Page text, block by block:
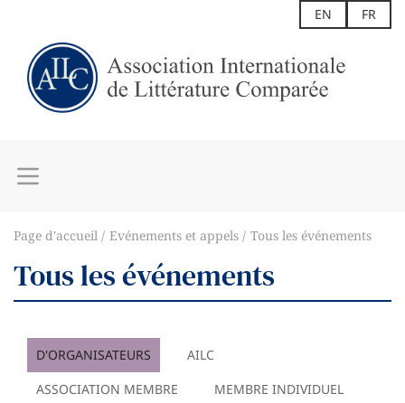
EN FR
Page d'accueil Evénements et appels Tous les événements
Tous les événements
D'ORGANISATEURS
AILC
ASSOCIATION MEMBRE
MEMBRE INDIVIDUEL